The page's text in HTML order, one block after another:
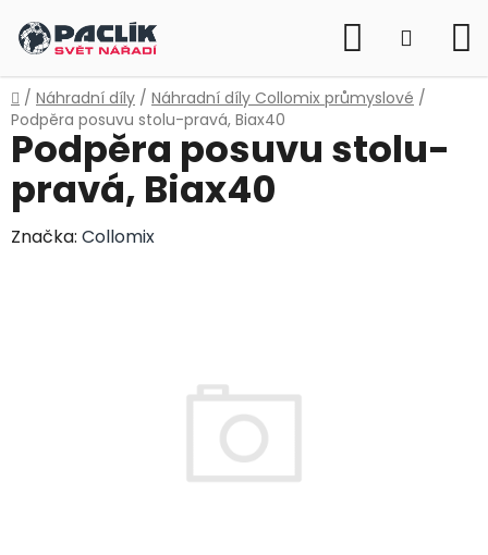
na
obsah
Hledat
KOŠÍK
Domů
/ Náhradní díly / Náhradní díly Collomix průmyslové /
Podpěra posuvu stolu-pravá, Biax40
Podpěra posuvu stolu-
pravá, Biax40
Značka: Collomix